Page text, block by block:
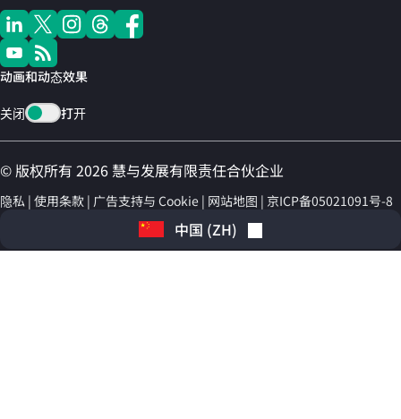
动画和动态效果
关闭 打开
© 版权所有 2026 慧与发展有限责任合伙企业
隐私 使用条款 广告支持与 Cookie 网站地图 京ICP备05021091号-8
中国 (ZH)